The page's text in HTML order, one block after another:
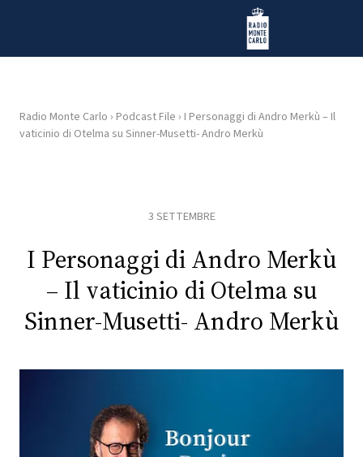
Radio Monte Carlo
HOME
RADIO
PLAYLIST
CONCORSI
Radio Monte Carlo › Podcast File › I Personaggi di Andro Merkù – Il
vaticinio di Otelma su Sinner-Musetti- Andro Merkù
3 SETTEMBRE
I Personaggi di Andro Merkù
– Il vaticinio di Otelma su
Sinner-Musetti- Andro Merkù